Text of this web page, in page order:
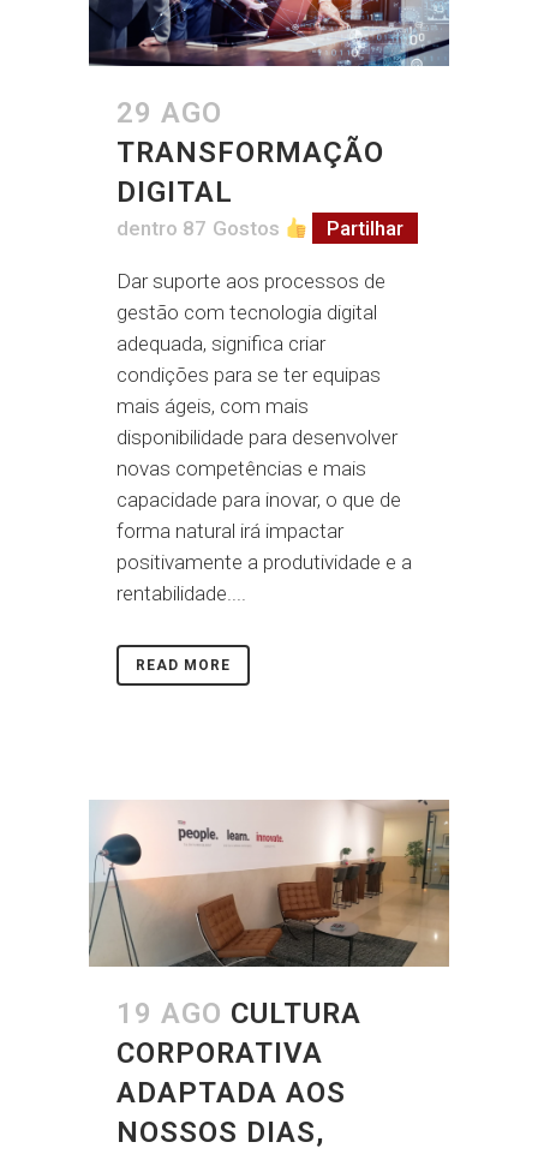
29 AGO
TRANSFORMAÇÃO
DIGITAL
dentro 87 Gostos Partilhar
Dar suporte aos processos de
gestão com tecnologia digital
adequada, significa criar
condições para se ter equipas
mais ágeis, com mais
disponibilidade para desenvolver
novas competências e mais
capacidade para inovar, o que de
forma natural irá impactar
positivamente a produtividade e a
rentabilidade....
READ MORE
19 AGO CULTURA
CORPORATIVA
ADAPTADA AOS
NOSSOS DIAS,